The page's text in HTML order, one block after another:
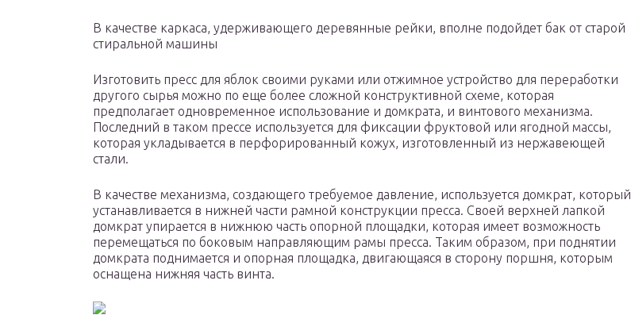
В качестве каркаса, удерживающего деревянные рейки, вполне подойдет бак от старой
стиральной машины
Изготовить пресс для яблок своими руками или отжимное устройство для переработки
другого сырья можно по еще более сложной конструктивной схеме, которая
предполагает одновременное использование и домкрата, и винтового механизма.
Последний в таком прессе используется для фиксации фруктовой или ягодной массы,
которая укладывается в перфорированный кожух, изготовленный из нержавеющей
стали.
В качестве механизма, создающего требуемое давление, используется домкрат, который
устанавливается в нижней части рамной конструкции пресса. Своей верхней лапкой
домкрат упирается в нижнюю часть опорной площадки, которая имеет возможность
перемещаться по боковым направляющим рамы пресса. Таким образом, при поднятии
домкрата поднимается и опорная площадка, двигающаяся в сторону поршня, которым
оснащена нижняя часть винта.